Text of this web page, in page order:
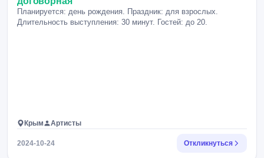
Планируется: день рождения. Праздник: для взрослых.
Длительность выступления: 30 минут. Гостей: до 20.
Крым Артисты
2024-10-24 Откликнуться